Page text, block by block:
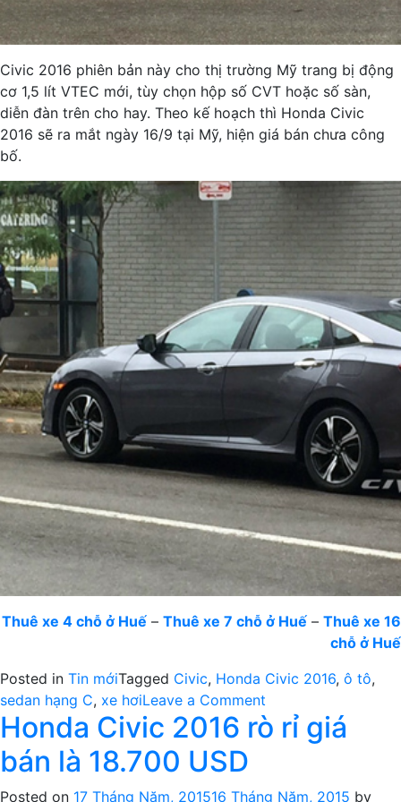
Civic 2016 phiên bản này cho thị trường Mỹ trang bị động
cơ 1,5 lít VTEC mới, tùy chọn hộp số CVT hoặc số sàn,
diễn đàn trên cho hay. Theo kế hoạch thì Honda Civic
2016 sẽ ra mắt ngày 16/9 tại Mỹ, hiện giá bán chưa công
bố.
Thuê xe 4 chỗ ở Huế – Thuê xe 7 chỗ ở Huế – Thuê xe 16
chỗ ở Huế
Posted in Tin mớiTagged Civic, Honda Civic 2016, ô tô,
sedan hạng C, xe hơiLeave a Comment
Honda
Civic
Honda Civic 2016 rò rỉ giá
bán là 18.700 USD
Posted on 17 Tháng Năm, 201516 Tháng Năm, 2015 by